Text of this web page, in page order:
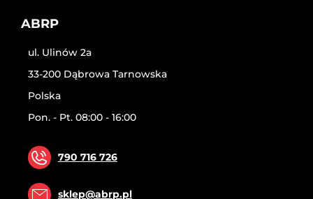
ABRP
ul. Ulinów 2a
33-200 Dąbrowa Tarnowska
Polska
Pon. - Pt. 08:00 - 16:00
790 716 726
sklep@abrp.pl